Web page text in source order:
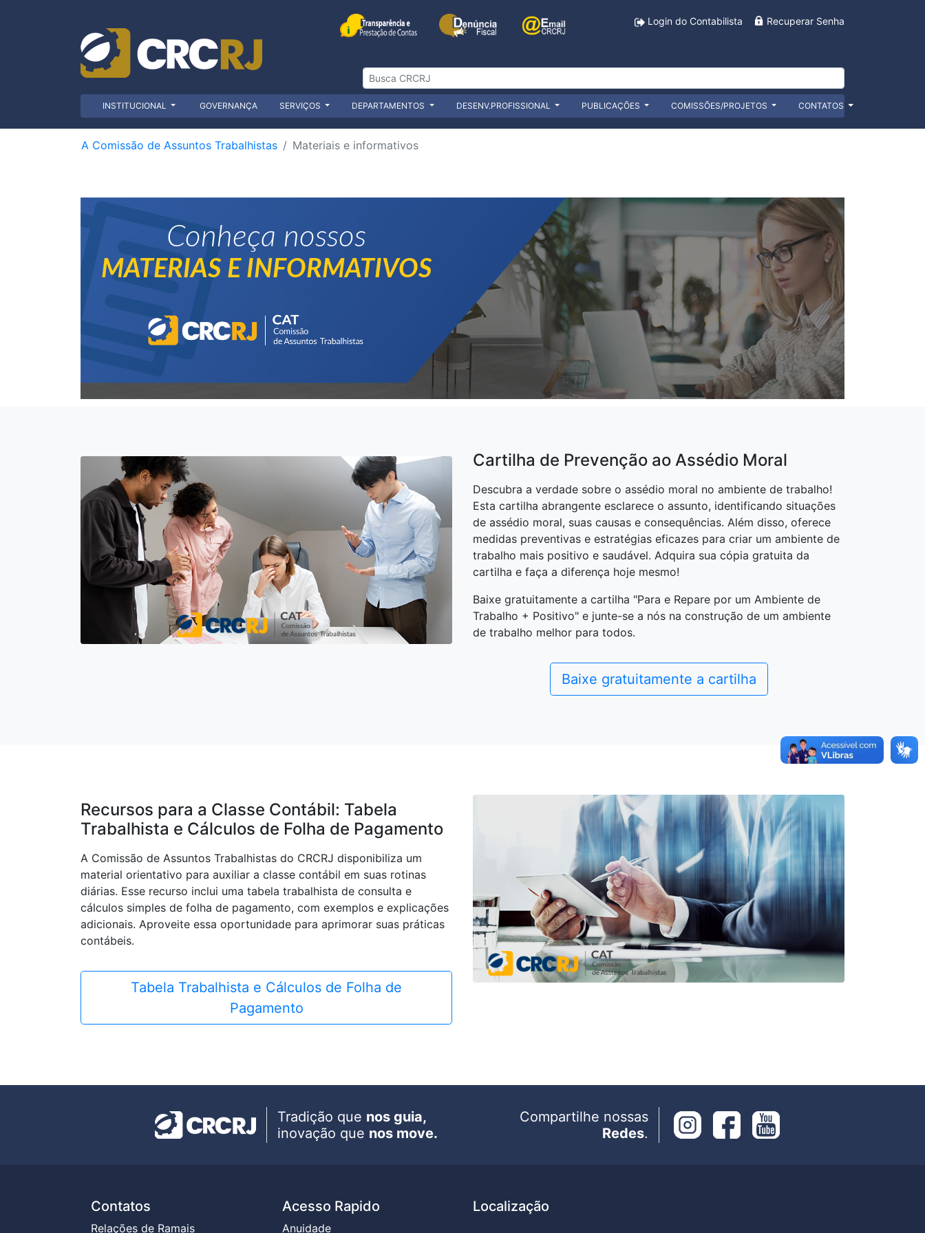
Login do Contabilista Recuperar Senha
INSTITUCIONAL GOVERNANÇA SERVIÇOS DEPARTAMENTOS DESENV.PROFISSIONAL PUBLICAÇÕES COMISSÕES/PROJETOS CONTATOS
A Comissão de Assuntos Trabalhistas Materiais e informativos
Conheça nossos
MATERIAS E INFORMATIVOS
Cartilha de Prevenção ao Assédio Moral
Descubra a verdade sobre o assédio moral no ambiente de trabalho!
Esta cartilha abrangente esclarece o assunto, identificando situações
de assédio moral, suas causas e consequências. Além disso, oferece
medidas preventivas e estratégias eficazes para criar um ambiente de
trabalho mais positivo e saudável. Adquira sua cópia gratuita da
cartilha e faça a diferença hoje mesmo!
Baixe gratuitamente a cartilha "Para e Repare por um Ambiente de
Trabalho + Positivo" e junte-se a nós na construção de um ambiente
de trabalho melhor para todos.
Baixe gratuitamente a cartilha
Recursos para a Classe Contábil: Tabela
Trabalhista e Cálculos de Folha de Pagamento
A Comissão de Assuntos Trabalhistas do CRCRJ disponibiliza um
material orientativo para auxiliar a classe contábil em suas rotinas
diárias. Esse recurso inclui uma tabela trabalhista de consulta e
cálculos simples de folha de pagamento, com exemplos e explicações
adicionais. Aproveite essa oportunidade para aprimorar suas práticas
contábeis.
Tabela Trabalhista e Cálculos de Folha de
Pagamento
Tradição que nos guia,
inovação que nos move.
Compartilhe nossas
Redes.
Contatos
Relações de Ramais
Acesso Rapido
Anuidade
Localização